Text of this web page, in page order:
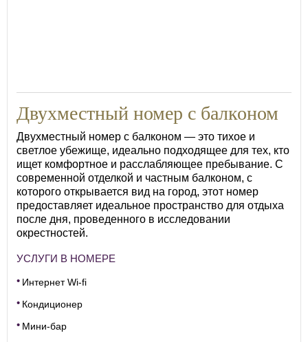
Двухместный номер с балконом
Двухместный номер с балконом — это тихое и
светлое убежище, идеально подходящее для тех, кто
ищет комфортное и расслабляющее пребывание. С
современной отделкой и частным балконом, с
которого открывается вид на город, этот номер
предоставляет идеальное пространство для отдыха
после дня, проведенного в исследовании
окрестностей.
УСЛУГИ В НОМЕРЕ
Интернет Wi-fi
Кондиционер
Мини-бар